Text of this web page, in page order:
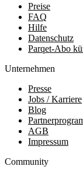
Preise
FAQ
Hilfe
Datenschutz
Parqet-Abo
Unternehmen
Presse
Jobs / Karriere
Blog
AGB
Impressum
Community